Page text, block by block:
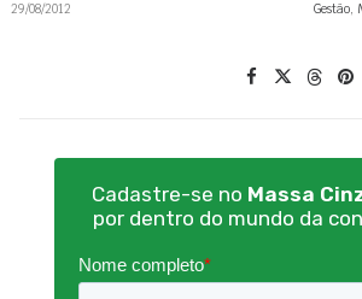
29/08/2012 Gestão,
Cadastre-se no Massa
por dentro do mundo da